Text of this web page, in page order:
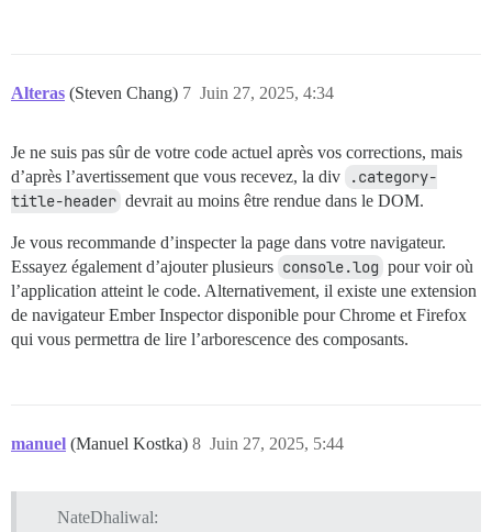
      </div>
    {{/if}}
Alteras (Steven Chang) Juin 27, 2025, 4:34
7
Je ne suis pas sûr de votre code actuel après vos corrections, mais
d’après l’avertissement que vous recevez, la div
.category-
title-header devrait au moins être rendue dans le DOM.
Je vous recommande d’inspecter la page dans votre navigateur.
Essayez également d’ajouter plusieurs console.log pour voir où
l’application atteint le code. Alternativement, il existe une extension
de navigateur Ember Inspector disponible pour Chrome et Firefox
qui vous permettra de lire l’arborescence des composants.
manuel (Manuel Kostka) Juin 27, 2025, 5:44
8
NateDhaliwal: